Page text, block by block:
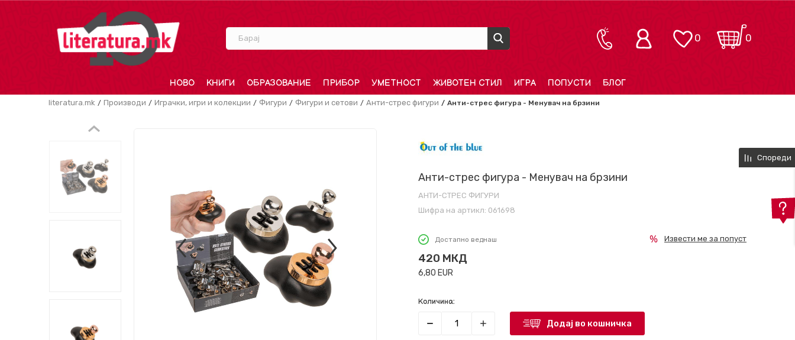
Барај 0
0
НОВО КНИГИ ОБРАЗОВАНИЕ ПРИБОР УМЕТНОСТ ЖИВОТЕН СТИЛ ИГРА ПОПУСТИ БЛОГ
literatura.mk Производи Играчки, игри и колекции Фигури Фигури и сетови Анти-стрес фигури Анти-стрес фигура - Менувач на брзини
Анти-стрес фигура - Менувач на брзини
АНТИ-СТРЕС ФИГУРИ
Шифра на артикл: 061698
Достапно веднаш
420 МКД
6,80 EUR
Извести ме за попуст
Количина:
Додај во кошничка
Спореди